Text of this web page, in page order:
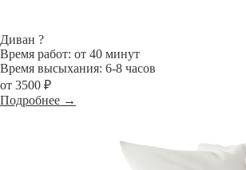
Диван ?
Время работ: от 40 минут
Время высыхания: 6-8 часов
от 3500 ₽
Подробнее →